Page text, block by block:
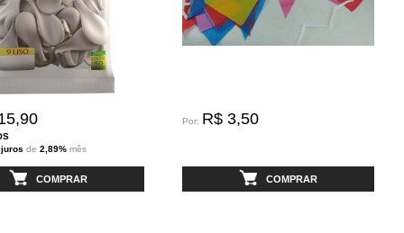
de 2,89% mês
COMPRAR
Por: R$ 3,50
COMPRAR